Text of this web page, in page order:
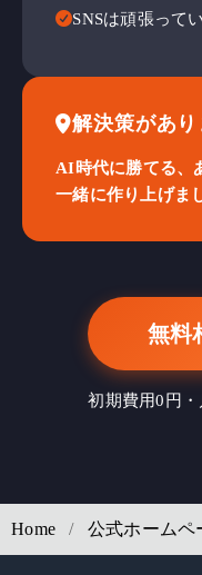
SNSは頑張って
解決策があり
AI時代に勝てる、
一緒に作り上げま
無料
初期費用0円
Home 公式ホームペ